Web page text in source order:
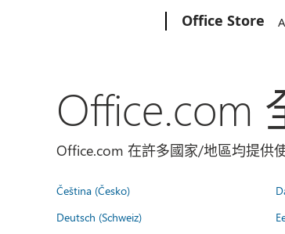
Office Store
Office.com
Office.com 在許多國家/地區均提供
Čeština (Česko)
Deutsch (Schweiz)